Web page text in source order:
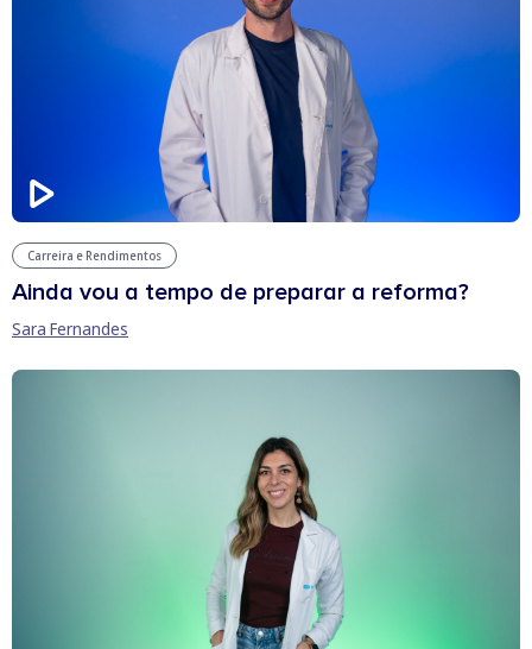
Carreira e Rendimentos
Ainda vou a tempo de preparar a reforma?
Sara Fernandes